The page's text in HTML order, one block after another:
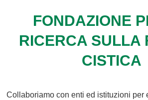
FONDAZIONE
RICERCA SULLA
CISTICA
Collaboriamo con enti ed istituzioni per